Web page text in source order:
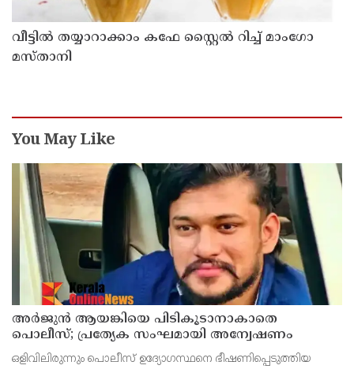
വീട്ടിൽ തയ്യാറാക്കാം കഫേ സ്റ്റൈൽ റിച്ച് മാംഗോ
മസ്താനി
You May Like
അർജുൻ ആയങ്കിയെ പിടികൂടാനാകാതെ
പൊലീസ്; പ്രത്യേക സംഘമായി അന്വേഷണം
ഒളിവിലിരുന്നും പൊലീസ് ഉദ്യോഗസ്ഥനെ ഭീഷണിപ്പെടുത്തിയ